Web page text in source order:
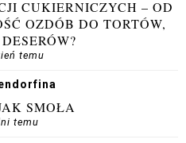
CUKIERNICZYCH – OD
OZDÓB DO TORTÓW,
temu
SMOŁA
temu